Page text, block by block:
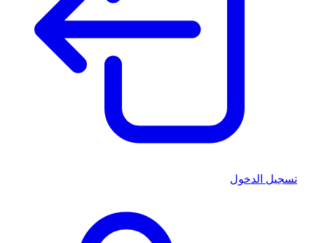
تسجيل الدخول